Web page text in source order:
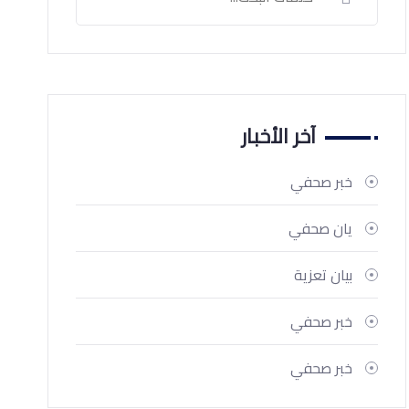
آخر الأخبار
خبر صحفي
يان صحفي
بيان تعزية
خبر صحفي
خبر صحفي